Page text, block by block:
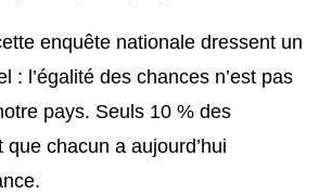
enquête nationale dressent un
: l’égalité des chances n’est pas
pays. Seuls 10 % des
chacun a aujourd’hui